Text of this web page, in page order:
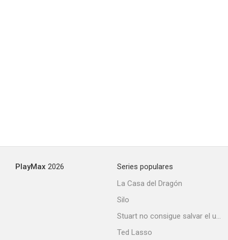
PlayMax 2026
Series populares
La Casa del Dragón
Silo
Stuart no consigue salvar el universo
Ted Lasso